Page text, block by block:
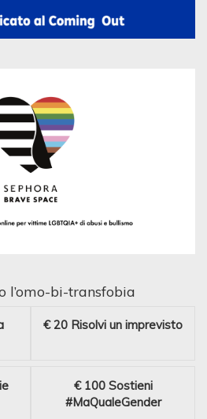
l’omo-bi-transfobia
€ 20 Risolvi un imprevisto
€ 100 Sostieni
#MaQualeGender